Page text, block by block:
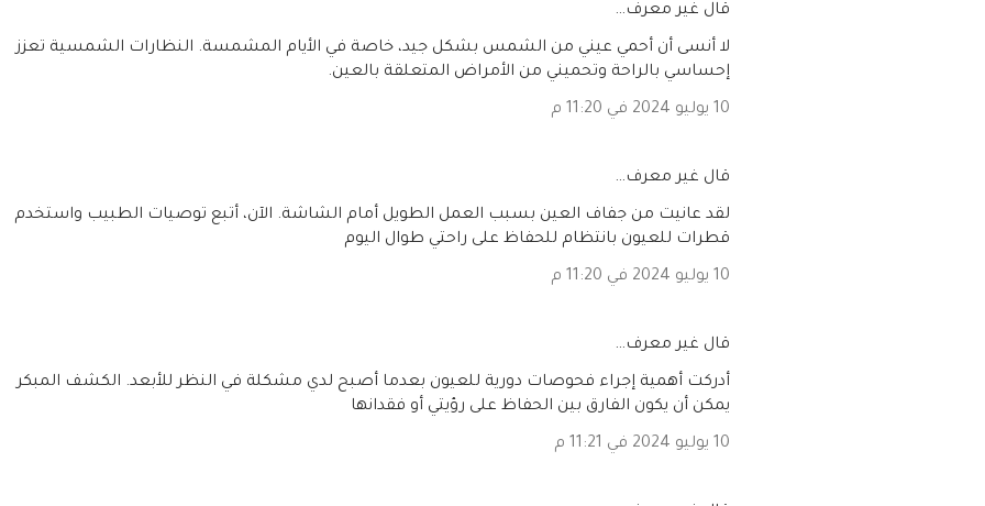
‏قال غير معرف…
لا أنسى أن أحمي عيني من الشمس بشكل جيد، خاصة في الأيام المشمسة. النظارات الشمسية تعزز
إحساسي بالراحة وتحميني من الأمراض المتعلقة بالعين.
10 يوليو 2024 في 11:20 م
‏قال غير معرف…
لقد عانيت من جفاف العين بسبب العمل الطويل أمام الشاشة. الآن، أتبع توصيات الطبيب واستخدم
قطرات للعيون بانتظام للحفاظ على راحتي طوال اليوم
10 يوليو 2024 في 11:20 م
‏قال غير معرف…
أدركت أهمية إجراء فحوصات دورية للعيون بعدما أصبح لدي مشكلة في النظر للأبعد. الكشف المبكر
يمكن أن يكون الفارق بين الحفاظ على رؤيتي أو فقدانها
10 يوليو 2024 في 11:21 م